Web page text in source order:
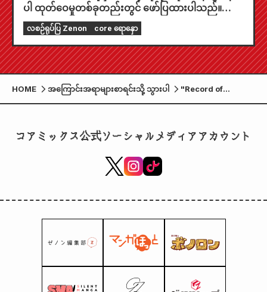
ပါ ထုတ်ဝေမှုတစ်ခုတည်းတွင် ဖော်ပြထားပါသည်။
"၂၀၂၆ ခုနှစ် စက်တင်ဘာလထုတ် Monthly Comic
Zenon" ကို ဇူလိုင်လ ၂၄ ရက်နေ့တွင် ရောင်းချပေးပါ
မည်။
လစဉ်ရုပ်ပြ Zenon core ရောနှော
HOME အကြောင်းအရာများစာရင်းသို့ သွားပါ
"Record of
Ragnarok III" PV
အကြိမ်များအတွက်
コアミックス公式ソーシャルメディアアカウント